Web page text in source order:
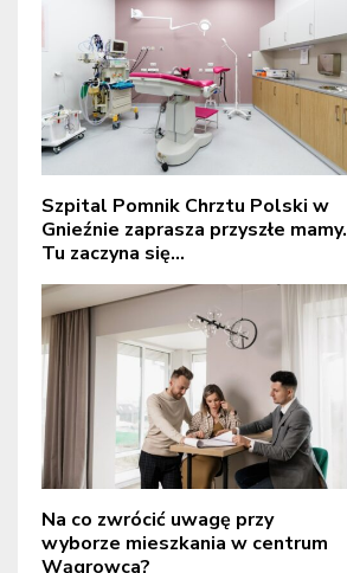
Szpital Pomnik Chrztu Polski w
Gnieźnie zaprasza przyszłe mamy.
Tu zaczyna się...
Na co zwrócić uwagę przy
wyborze mieszkania w centrum
Wągrowca?